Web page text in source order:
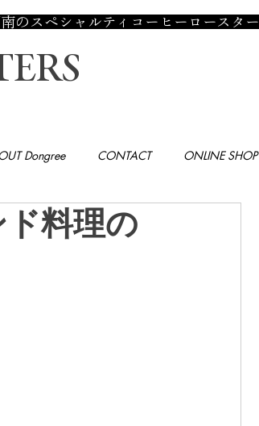
のスペシャルティコーヒーロースター
Dongree CONTACT ONLINE SHOP
料理の